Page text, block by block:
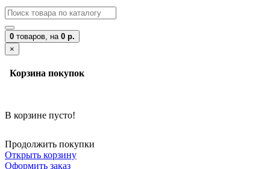
0 товаров, на 0 р.
×
Корзина покупок
В корзине пусто!
Продолжить покупки
Открыть корзину
Оформить заказ